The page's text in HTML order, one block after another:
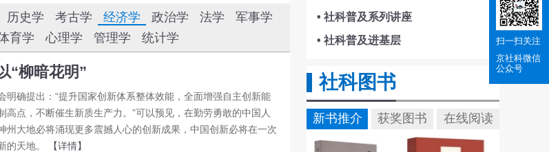
历史学 考古学 经济学 政治学 法学
军事学
育学 心理学 管理学 统计学
“柳暗花明”
明确提出：“提升国家创新体系整体效能，全面增强自主创新能
高点，不断催生新质生产力。”可以预见，在勤劳勇敢的中国人
州大地必将涌现更多震撼人心的创新成果，中国创新必将在一次
的天地。
【详情】
• 社科普及系列讲座
• 社科普及进基层
社科图书
新书推介 获奖图书 在线阅读
扫一扫关注
京社科微信
公众号